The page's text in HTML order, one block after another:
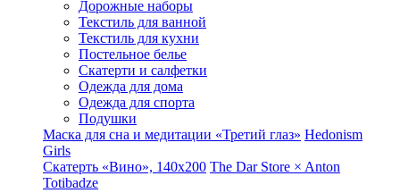
Дорожные наборы
Текстиль для ванной
Текстиль для кухни
Постельное белье
Скатерти и салфетки
Одежда для дома
Одежда для спорта
Подушки
Маска для сна и медитации «Третий глаз» Hedonism
Girls
Скатерть «Вино», 140х200 The Dar Store × Anton
Totibadze